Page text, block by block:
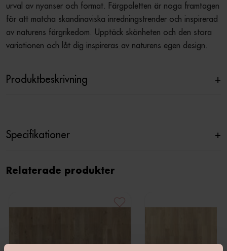
urval av nyanser och format. Färgpaletten är noga framtagen
för att matcha skandinaviska inredningstrender och inspirerad
av naturens färgrikedom. Upptäck skönheten och den stora
variationen och låt dig inspireras av naturens egen design.
Produktbeskrivning +
Specifikationer +
Relaterade produkter